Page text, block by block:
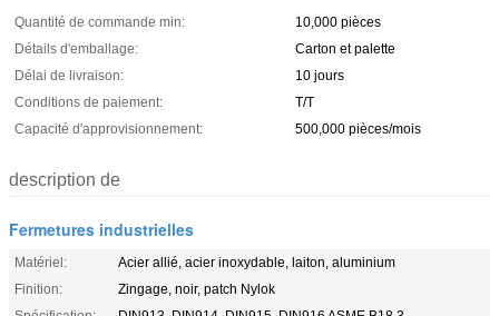
Quantité de commande min:
10,000 pièces
Détails d'emballage:
Carton et palette
Délai de livraison:
10 jours
Conditions de paiement:
T/T
Capacité d'approvisionnement:
500,000 pièces/mois
description de
Fermetures industrielles
Matériel:
Acier allié, acier inoxydable, laiton, aluminium
Finition:
Zingage, noir, patch Nylok